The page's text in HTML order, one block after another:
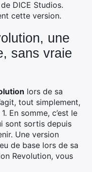
DICE Studios.
cette version.
une
sans vraie
lors de sa
tout simplement,
En somme, c’est le
sont sortis depuis
Une version
de base lors de sa
Revolution, vous